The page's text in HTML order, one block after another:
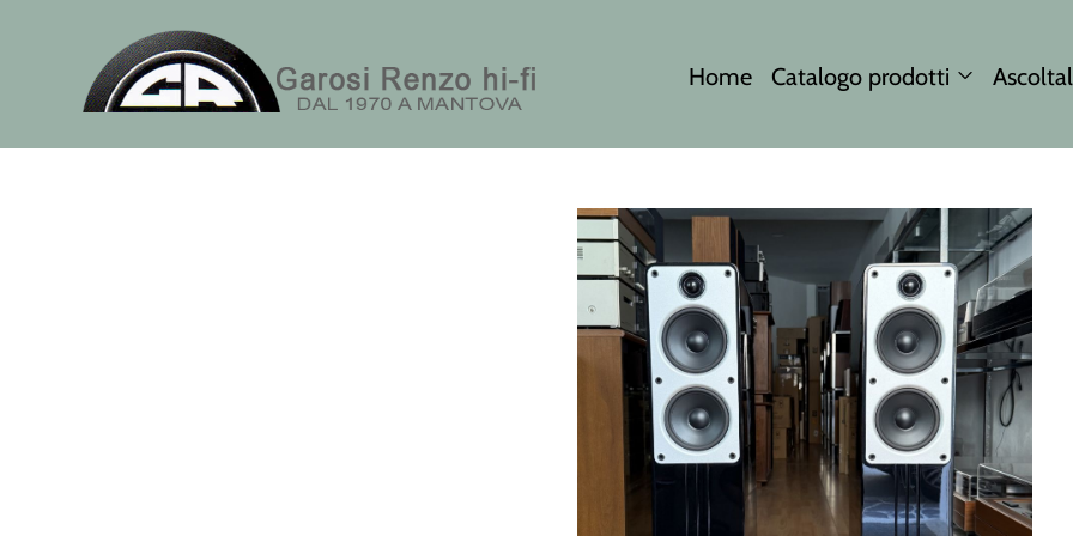
Home Catalogo prodotti